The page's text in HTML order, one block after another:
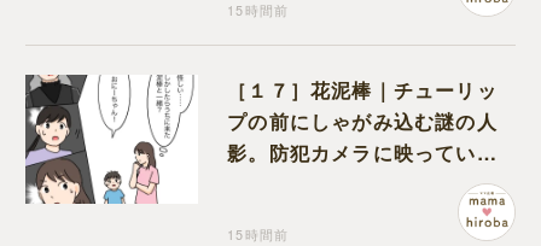
15時間前
［１７］花泥棒｜チューリッ
プの前にしゃがみ込む謎の人
影。防犯カメラに映っていた
15時間前